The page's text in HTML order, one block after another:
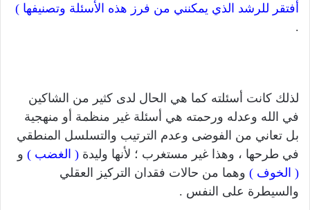
أفتقر للرشد الذي يمكنني من فرز هذه الأسئلة وتصنيفها )
.
لذلك كانت أسئلته كما هي الحال لدى كثير من الشاكين
في الله وعدله ورحمته هي أسئلة غير منظمة أو منهجية
بل تعاني من الفوضى وعدم الترتيب والتسلسل المنطقي
في طرحها ، وهذا غير مستغرب ؛ لأنها وليدة ( الغضب ) و
( الخوف ) وهما من حالات فقدان التركيز العقلي
والسيطرة على النفس .